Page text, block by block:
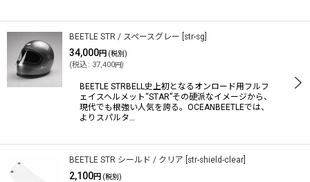
BEETLE STR / スペースグレー str-sg
34,000円 (税別)
(税込: 37,400円)
BEETLE STRBELL史上初となるオンロード用フルフ
ェイスヘルメット“STAR”その硬派なイメージから、
現代でも根強い人気を誇る。OCEANBEETLEでは、
よりスパルタ…
BEETLE STR シールド / クリア str-shield-clear
2,100円 (税別)